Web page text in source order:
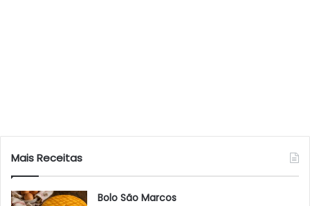
Mais Receitas
Bolo São Marcos